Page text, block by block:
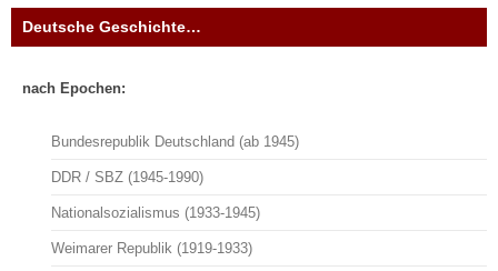
Deutsche Geschichte…
nach Epochen:
Bundesrepublik Deutschland (ab 1945)
DDR / SBZ (1945-1990)
Nationalsozialismus (1933-1945)
Weimarer Republik (1919-1933)